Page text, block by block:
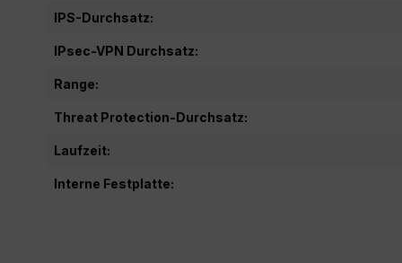
IPS-Durchsatz:
IPsec-VPN Durchsatz:
Range:
Threat Protection-Durchsatz:
Laufzeit:
Interne Festplatte: